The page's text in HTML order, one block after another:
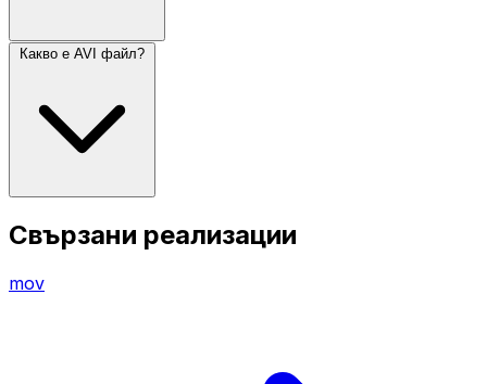
Какво е AVI файл?
Свързани реализации
mov